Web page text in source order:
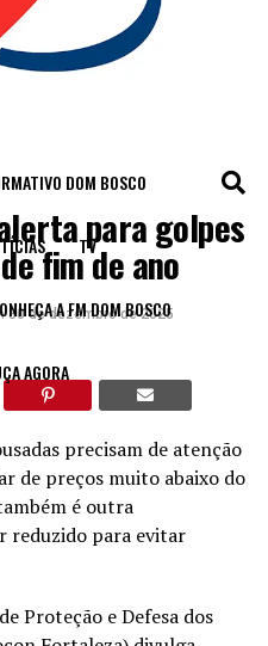
DOM BOSCO
TV
A FM DOM BOSCO
AGORA
para golpes
fim de ano
30 de dezembro de 2025
precisam de atenção
de preços muito abaixo do
é outra
reduzido para evitar
Proteção e Defesa dos